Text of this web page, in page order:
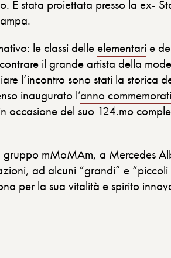
È stata proiettata presso la ex-
le classi delleelementarie
il grande artista della
l’incontro sono stati la storica
inaugurato l’anno
del suo 124.mo
mMoMAm, a Mercedes
ad alcuni “grandi” e
per la sua vitalità e spirito